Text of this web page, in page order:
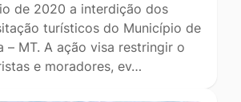
de 2020 a interdição dos
turísticos do Município de
– MT. A ação visa restringir o
e moradores, ev…